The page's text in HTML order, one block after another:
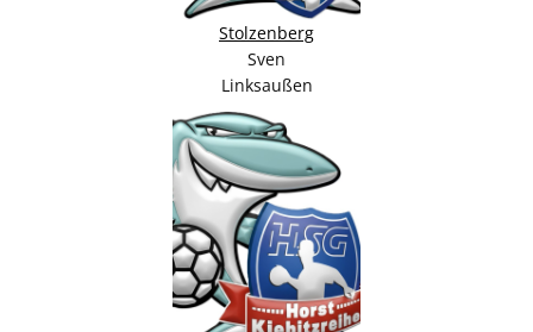
Stolzenberg
Sven
Linksaußen